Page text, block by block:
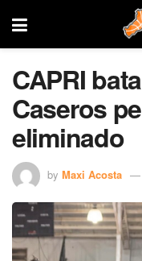
CAPRI
Caseros
eliminado
by Maxi Acosta